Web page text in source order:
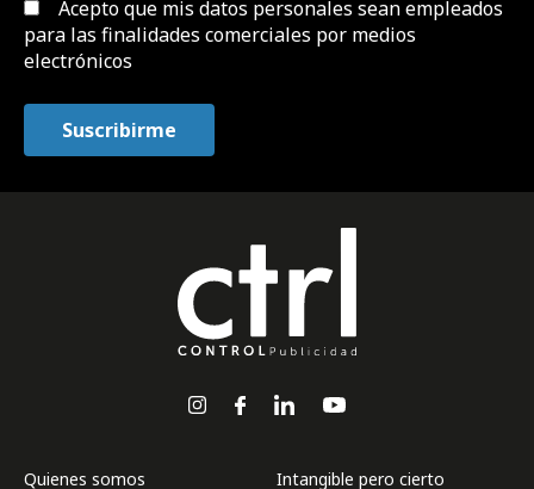
Acepto que mis datos personales sean empleados
para las finalidades comerciales por medios
electrónicos
Quienes somos
Intangible pero cierto